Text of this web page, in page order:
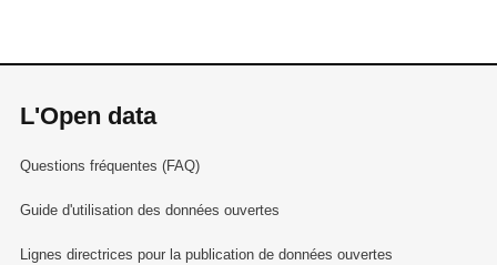
L'Open data
Questions fréquentes (FAQ)
Guide d'utilisation des données ouvertes
Lignes directrices pour la publication de données ouvertes